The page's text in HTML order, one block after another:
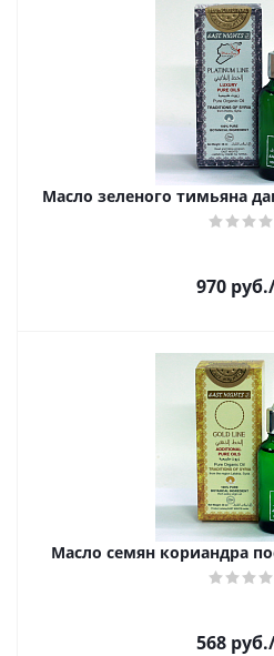
Масло зеленого тимьяна
970руб.
Масло семян кориандра
568руб.